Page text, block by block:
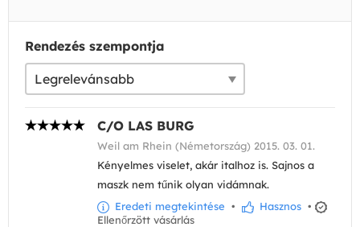
Rendezés szempontja
C/O LAS BURG
Weil am Rhein (Németország) 2015. 03. 01.
Kényelmes viselet, akár italhoz is. Sajnos a
maszk nem tűnik olyan vidámnak.
Eredeti megtekintése • Hasznos •
Ellenőrzött vásárlás